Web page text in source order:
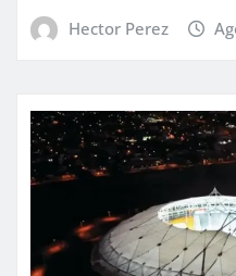
Hector Perez